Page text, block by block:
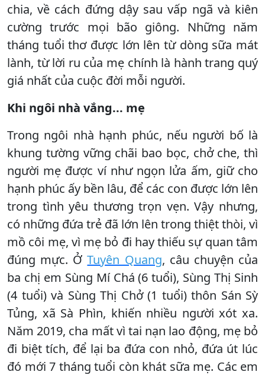
chia, về cách đứng dậy sau vấp ngã và kiên
cường trước mọi bão giông. Những năm
tháng tuổi thơ được lớn lên từ dòng sữa mát
lành, từ lời ru của mẹ chính là hành trang quý
giá nhất của cuộc đời mỗi người.
Khi ngôi nhà vắng... mẹ
Trong ngôi nhà hạnh phúc, nếu người bố là
khung tường vững chãi bao bọc, chở che, thì
người mẹ được ví như ngọn lửa ấm, giữ cho
hạnh phúc ấy bền lâu, để các con được lớn lên
trong tình yêu thương trọn vẹn. Vậy nhưng,
có những đứa trẻ đã lớn lên trong thiệt thòi, vì
mồ côi mẹ, vì mẹ bỏ đi hay thiếu sự quan tâm
đúng mực. ỞTuyên Quang, câu chuyện của
ba chị em Sùng Mí Chá (6 tuổi), Sùng Thị Sinh
(4 tuổi) và Sùng Thị Chở (1 tuổi) thôn Sán Sỳ
Tủng, xã Sà Phìn, khiến nhiều người xót xa.
Năm 2019, cha mất vì tai nạn lao động, mẹ bỏ
đi biệt tích, để lại ba đứa con nhỏ, đứa út lúc
đó mới 7 tháng tuổi còn khát sữa mẹ. Các em